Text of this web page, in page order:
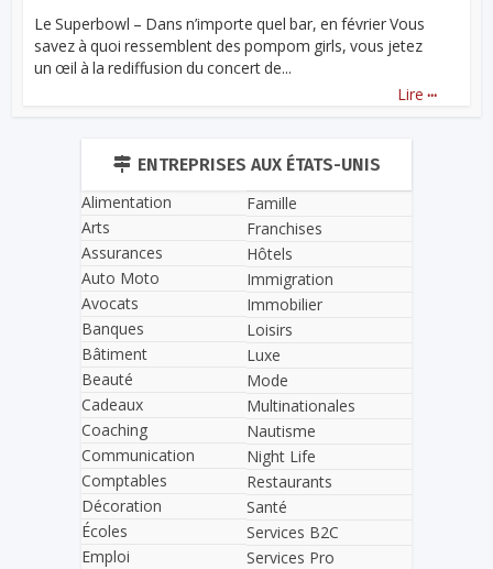
Le Superbowl – Dans n’importe quel bar, en février Vous
savez à quoi ressemblent des pompom girls, vous jetez
un œil à la rediffusion du concert de...
Lire ...
ENTREPRISES AUX ÉTATS-UNIS
Alimentation
Arts
Assurances
Auto Moto
Avocats
Banques
Bâtiment
Beauté
Cadeaux
Coaching
Communication
Comptables
Décoration
Écoles
Emploi
Famille
Franchises
Hôtels
Immigration
Immobilier
Loisirs
Luxe
Mode
Multinationales
Nautisme
Night Life
Restaurants
Santé
Services B2C
Services Pro